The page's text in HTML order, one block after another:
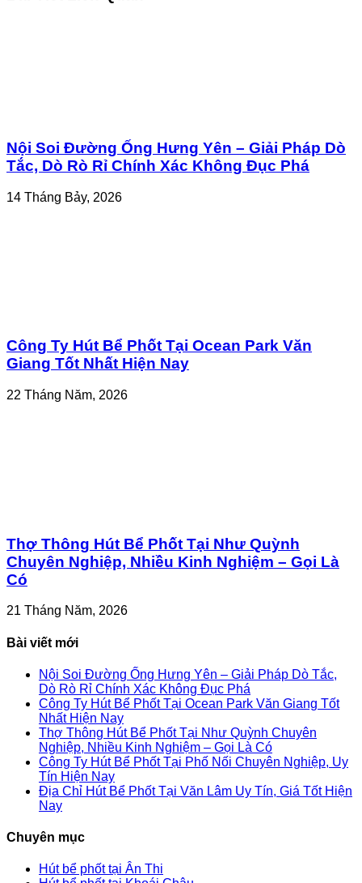
Nội Soi Đường Ống Hưng Yên – Giải Pháp Dò
Tắc, Dò Rò Rỉ Chính Xác Không Đục Phá
14 Tháng Bảy, 2026
Công Ty Hút Bể Phốt Tại Ocean Park Văn
Giang Tốt Nhất Hiện Nay
22 Tháng Năm, 2026
Thợ Thông Hút Bể Phốt Tại Như Quỳnh
Chuyên Nghiệp, Nhiều Kinh Nghiệm – Gọi Là
Có
21 Tháng Năm, 2026
Bài viết mới
Nội Soi Đường Ống Hưng Yên – Giải Pháp Dò Tắc,
Dò Rò Rỉ Chính Xác Không Đục Phá
Công Ty Hút Bể Phốt Tại Ocean Park Văn Giang Tốt
Nhất Hiện Nay
Thợ Thông Hút Bể Phốt Tại Như Quỳnh Chuyên
Nghiệp, Nhiều Kinh Nghiệm – Gọi Là Có
Công Ty Hút Bể Phốt Tại Phố Nối Chuyên Nghiệp, Uy
Tín Hiện Nay
Địa Chỉ Hút Bể Phốt Tại Văn Lâm Uy Tín, Giá Tốt Hiện
Nay
Chuyên mục
Hút bể phốt tại Ân Thi